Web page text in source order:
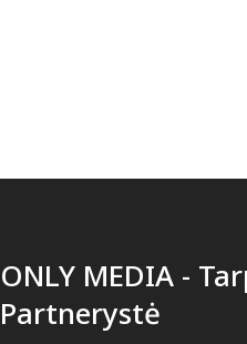
ONLY MEDIA -
Partnerystė